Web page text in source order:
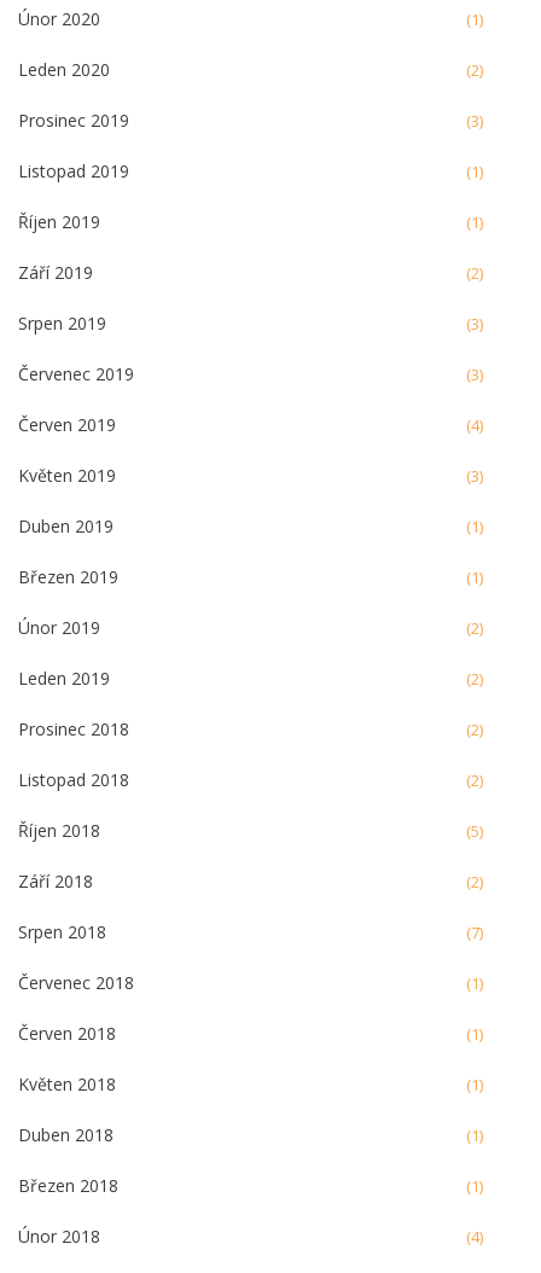
Únor 2020 (1)
Leden 2020 (2)
Prosinec 2019 (3)
Listopad 2019 (1)
Říjen 2019 (1)
Září 2019 (2)
Srpen 2019 (3)
Červenec 2019 (3)
Červen 2019 (4)
Květen 2019 (3)
Duben 2019 (1)
Březen 2019 (1)
Únor 2019 (2)
Leden 2019 (2)
Prosinec 2018 (2)
Listopad 2018 (2)
Říjen 2018 (5)
Září 2018 (2)
Srpen 2018 (7)
Červenec 2018 (1)
Červen 2018 (1)
Květen 2018 (1)
Duben 2018 (1)
Březen 2018 (1)
Únor 2018 (4)